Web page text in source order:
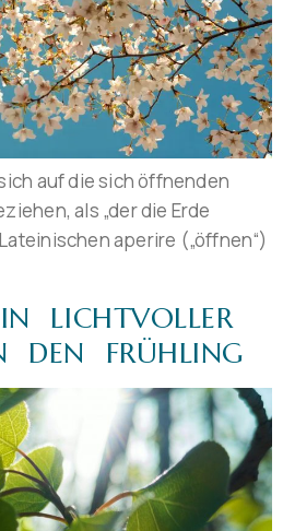
auf die sich öffnenden
als „der die Erde
aperire („öffnen“)
LICHTVOLLER
DEN FRÜHLING